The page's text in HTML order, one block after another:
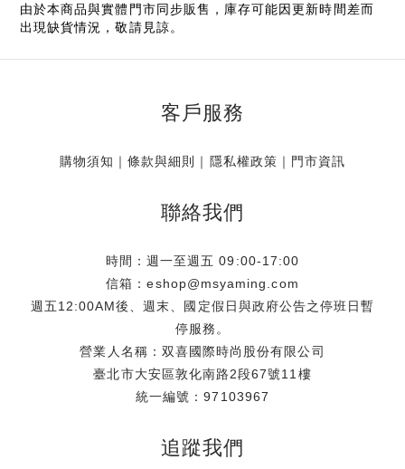
由於本商品與實體門市同步販售，庫存可能因更新時間差而
出現缺貨情況，敬請見諒。
客戶服務
購物須知 ｜條款與細則 ｜ 隱私權政策 ｜ 門市資訊
聯絡我們
時間：週一至週五 09:00-17:00
信箱：eshop@msyaming.com
週五12:00AM後、週末、國定假日與政府公告之停班日暫
停服務。
營業人名稱：双喜國際時尚股份有限公司
臺北市大安區敦化南路2段67號11樓
統一編號：97103967
追蹤我們